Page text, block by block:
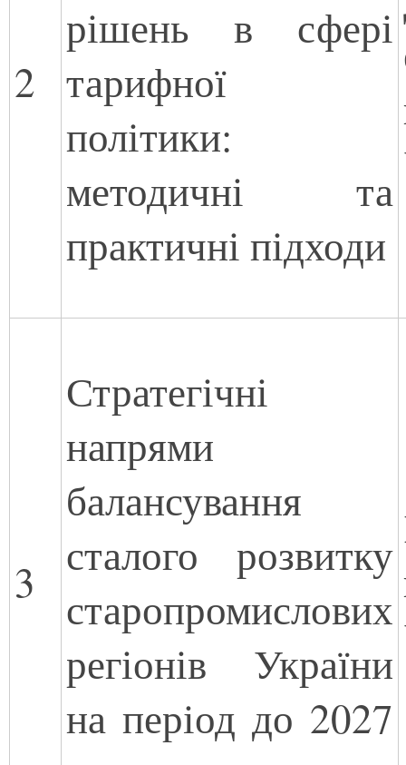
2
рішень в сфері
тарифної
політики:
методичні та
практичні підходи
3
Стратегічні
напрями
балансування
сталого розвитку
старопромислових
регіонів України
на період до 2027